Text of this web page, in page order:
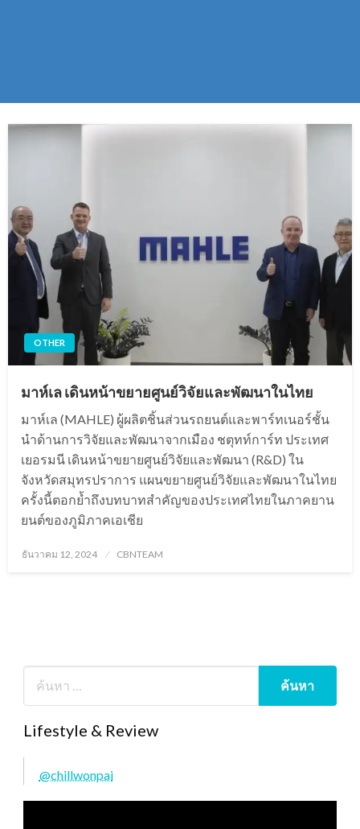
OTHER
มาห์เล เดินหน้าขยายศูนย์วิจัยและพัฒนาในไทย
มาห์เล (MAHLE) ผู้ผลิตชิ้นส่วนรถยนต์และพาร์ทเนอร์ชั้น
นำด้านการวิจัยและพัฒนาจากเมือง ชตุทท์การ์ท ประเทศ
เยอรมนี เดินหน้าขยายศูนย์วิจัยและพัฒนา (R&D) ใน
จังหวัดสมุทรปราการ แผนขยายศูนย์วิจัยและพัฒนาในไทย
ครั้งนี้ตอกย้ำถึงบทบาทสำคัญของประเทศไทยในภาคยาน
ยนต์ของภูมิภาคเอเชีย
Posted
ธันวาคม 12, 2024 CBNTEAM
Lifestyle & Review
@chillwonpai